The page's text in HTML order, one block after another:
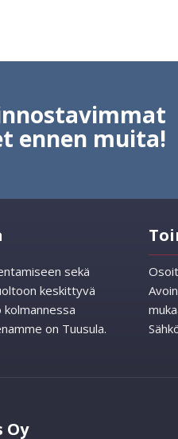
ennen muita!
sekä
keskittyvä
on Tuusula.
Oy